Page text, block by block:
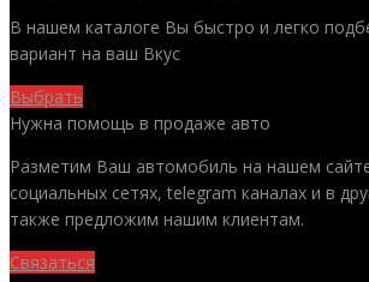
В нашем каталоге Вы быстро и легко
вариант на ваш Вкус
Выбрать
Нужна помощь в продаже авто
Разметим Ваш автомобиль на нашем
социальных сетях, telegram каналах и в
также предложим нашим клиентам.
Связаться